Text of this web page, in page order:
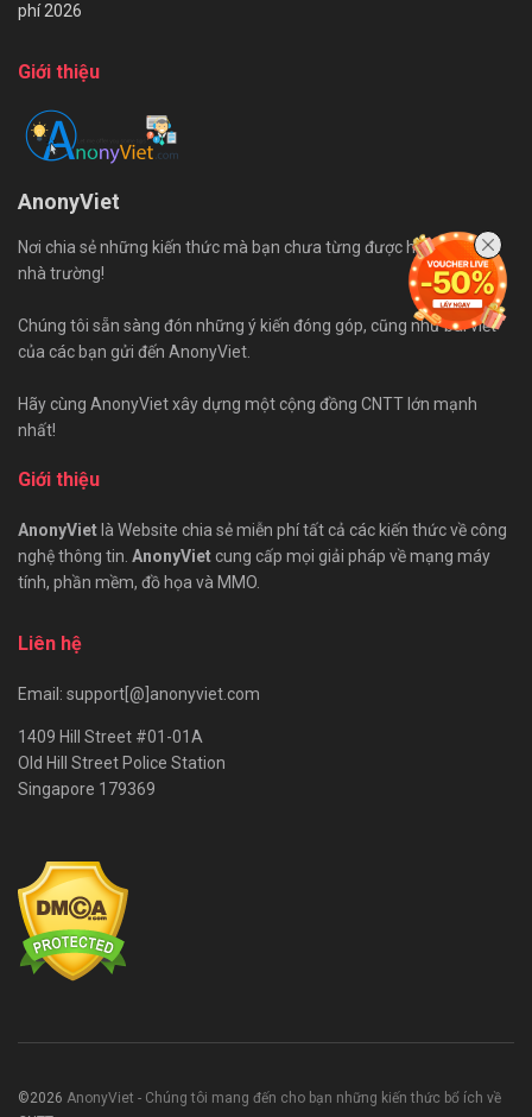
phí 2026
Giới thiệu
AnonyViet
Nơi chia sẻ những kiến thức mà bạn chưa từng được học trên ghế
nhà trường!
Chúng tôi sẵn sàng đón những ý kiến đóng góp, cũng như bài viết
của các bạn gửi đến AnonyViet.
Hãy cùng AnonyViet xây dựng một cộng đồng CNTT lớn mạnh
nhất!
Giới thiệu
AnonyViet là Website chia sẻ miễn phí tất cả các kiến thức về công
nghệ thông tin. AnonyViet cung cấp mọi giải pháp về mạng máy
tính, phần mềm, đồ họa và MMO.
Liên hệ
Email: support[@]anonyviet.com
1409 Hill Street #01-01A
Old Hill Street Police Station
Singapore 179369
©2026 AnonyViet - Chúng tôi mang đến cho bạn những kiến thức bổ ích về